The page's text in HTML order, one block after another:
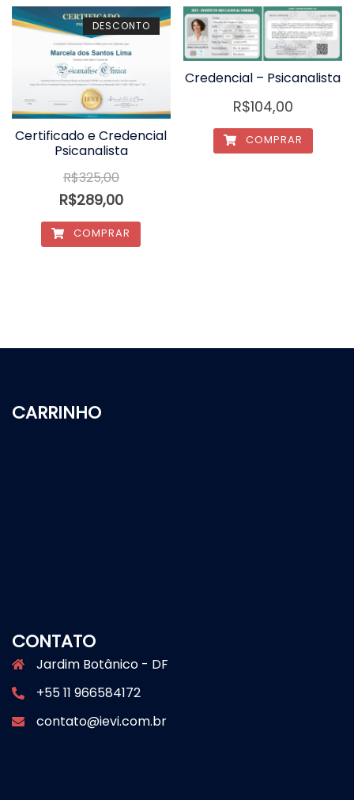
DESCONTO
Certificado e Credencial
Psicanalista
R$325,00
R$289,00
COMPRAR
Credencial – Psicanalista
R$104,00
COMPRAR
CARRINHO
CONTATO
Jardim Botânico - DF
+55 11 966584172
contato@ievi.com.br